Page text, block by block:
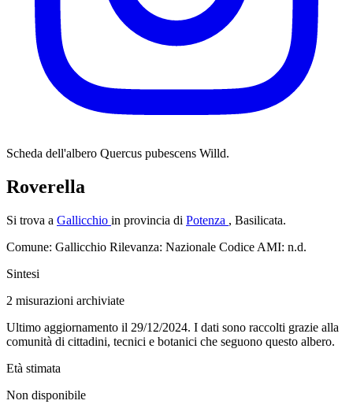
Scheda dell'albero Quercus pubescens Willd.
Roverella
Si trova a Gallicchio in provincia di Potenza , Basilicata.
Comune: Gallicchio Rilevanza: Nazionale Codice AMI: n.d.
Sintesi
2 misurazioni archiviate
Ultimo aggiornamento il 29/12/2024. I dati sono raccolti grazie alla
comunità di cittadini, tecnici e botanici che seguono questo albero.
Età stimata
Non disponibile